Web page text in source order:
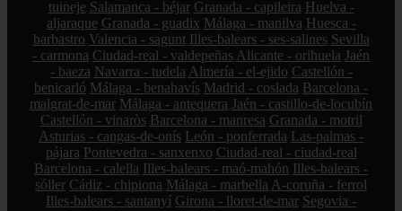
tuineje Salamanca - béjar Granada - capileira Huelva -
aljaraque Granada - guadix Málaga - manilva Huesca -
barbastro Valencia - sagunt Illes-balears - ses-salines Sevilla
- carmona Ciudad-real - valdepeñas Alicante - orihuela Jaén
- baeza Navarra - tudela Almería - el-ejido Castellón -
benicarló Málaga - benahavís Madrid - coslada Barcelona -
malgrat-de-mar Málaga - antequera Jaén - castillo-de-locubín
Castellón - vinaròs Barcelona - manresa Granada - motril
Asturias - cangas-de-onís León - ponferrada Las-palmas -
pájara Pontevedra - sanxenxo Ciudad-real - ciudad-real
Barcelona - calella Illes-balears - maó-mahón Illes-balears -
sóller Cádiz - chipiona Málaga - marbella A-coruña - ferrol
Illes-balears - santanyí Girona - lloret-de-mar Segovia -